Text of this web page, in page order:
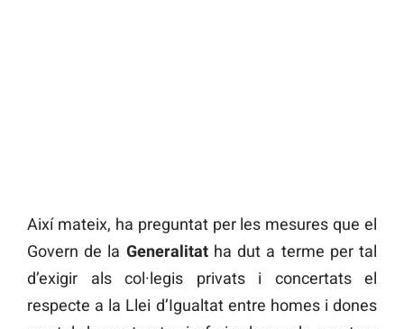
Així mateix, ha preguntat per les mesures que el
Govern de la Generalitatha dut a terme per tal
d’exigir als col·legis privats i concertats el
respecte a la Llei d’Igualtat entre homes i dones